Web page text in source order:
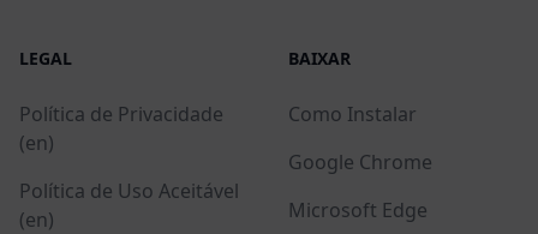
LEGAL
Política de Privacidade
(en)
Política de Uso Aceitável
(en)
BAIXAR
Como Instalar
Google Chrome
Microsoft Edge